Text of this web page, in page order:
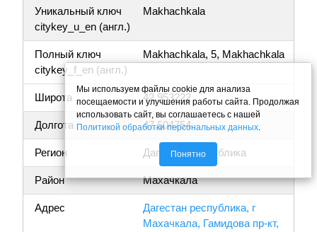
Уникальный ключ
citykey_u_en (англ.)
Makhachkala
Полный ключ
citykey_f_en (англ.)
Makhachkala, 5, Makhachkala
Широта 42.953222
Долгота 47.504754
Регион Дагестан республика
Район Махачкала
Адрес
Дагестан республика, г
Махачкала, Гамидова пр-кт,
Мы используем файлы cookie для анализа
посещаемости и улучшения работы сайта. Продолжая
использовать сайт, вы соглашаетесь с нашей
Политикой обработки персональных данных
Понятно